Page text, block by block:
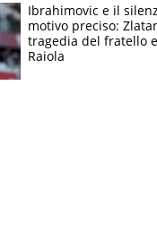
Ibrahimovic e il
motivo preciso:
tragedia del fratello
Raiola